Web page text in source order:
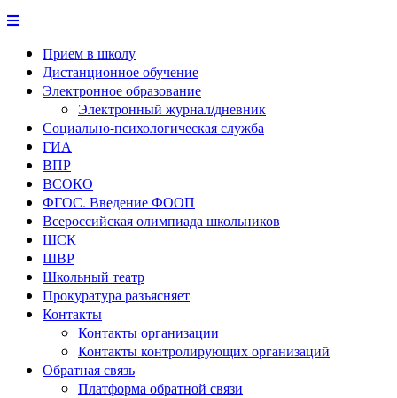
Прием в школу
Дистанционное обучение
Электронное образование
Электронный журнал/дневник
Социально-психологическая служба
ГИА
ВПР
ВСОКО
ФГОС. Введение ФООП
Всероссийская олимпиада школьников
ШСК
ШВР
Школьный театр
Прокуратура разъясняет
Контакты
Контакты организации
Контакты контролирующих организаций
Обратная связь
Платформа обратной связи